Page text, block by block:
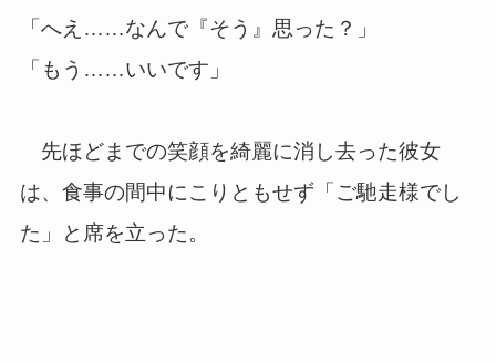
「へえ……なんで『そう』思った？」
「もう……いいです」
先ほどまでの笑顔を綺麗に消し去った彼女
は、食事の間中にこりともせず「ご馳走様でし
た」と席を立った。